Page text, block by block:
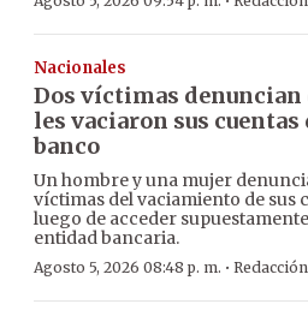
Nacionales
Dos víctimas denuncian
les vaciaron sus cuentas
banco
Un hombre y una mujer
víctimas del vaciamiento de sus
luego de acceder
entidad bancaria.
Agosto 5, 2026 08:48 p. m. ·